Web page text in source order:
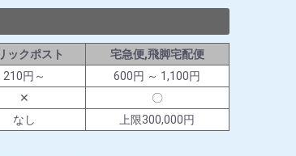
ックポスト
宅急便,飛脚宅配便
210円～
600円 ～ 1,100円
✕
〇
なし 上限300,000円